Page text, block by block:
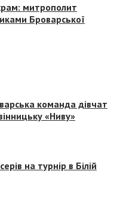
митрополит
Броварської
команда дівчат
«Ниву»
на турнір в Білій